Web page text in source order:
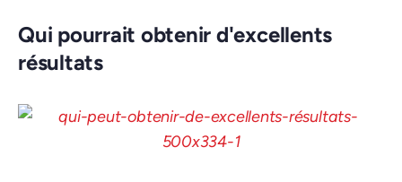
Qui pourrait obtenir d'excellents
résultats